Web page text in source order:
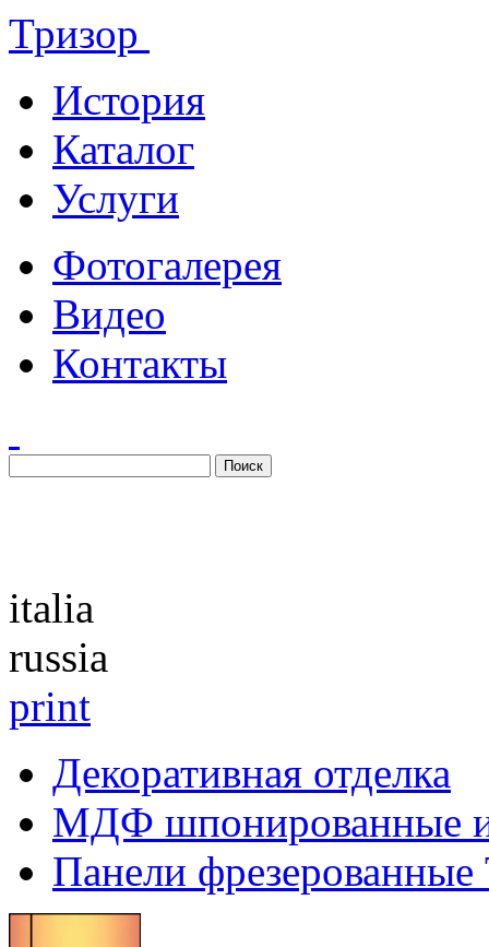
Тризор
История
Каталог
Услуги
Фотогалерея
Видео
Контакты
italia
russia
print
Декоративная отделка
МДФ шпонированные
Панели